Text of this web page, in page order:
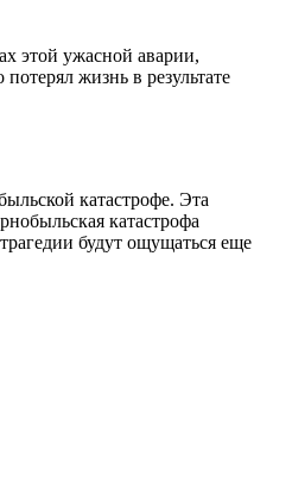
этой ужасной аварии,
жизнь в результате
катастрофе. Эта
катастрофа
будут ощущаться еще